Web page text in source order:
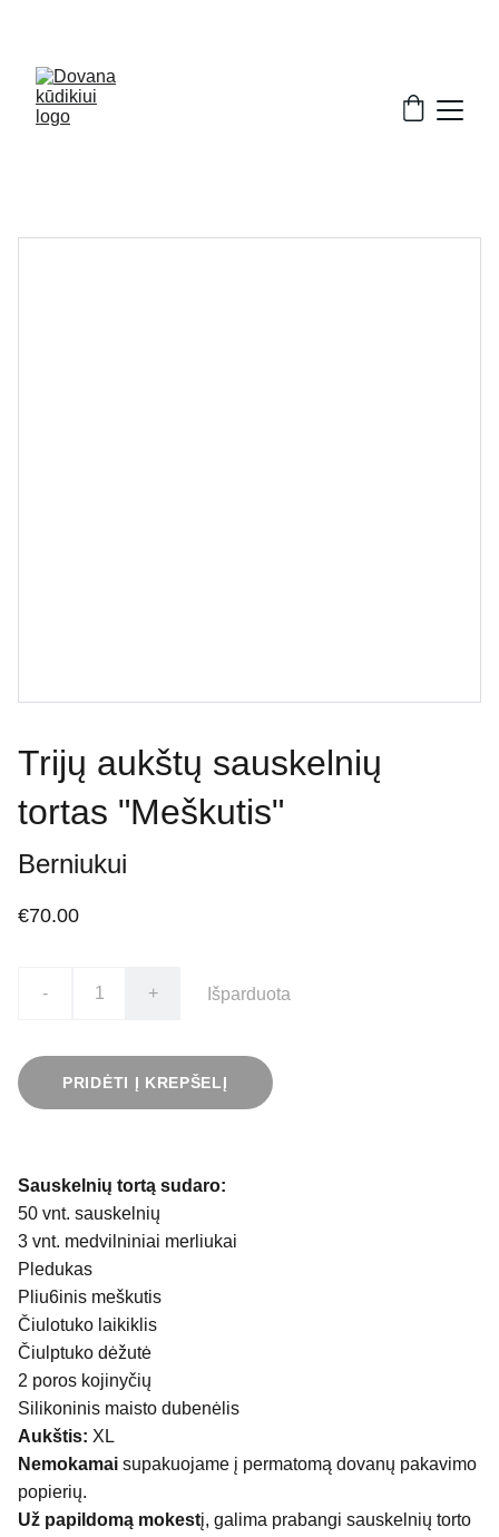
Trijų aukštų sauskelnių
tortas "Meškutis"
Berniukui
€70.00
- + Išparduota
PRIDĖTI Į KREPŠELĮ
Sauskelnių tortą sudaro:
50 vnt. sauskelnių
3 vnt. medvilniniai merliukai
Pledukas
Pliu6inis meškutis
Čiulotuko laikiklis
Čiulptuko dėžutė
2 poros kojinyčių
Silikoninis maisto dubenėlis
Aukštis: XL
Nemokamai supakuojame į permatomą dovanų pakavimo
popierių.
Už papildomą mokestį, galima prabangi sauskelnių torto